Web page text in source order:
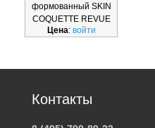
формованный SKIN
COQUETTE REVUE
Б53119-0
Цена: войти
Контакты